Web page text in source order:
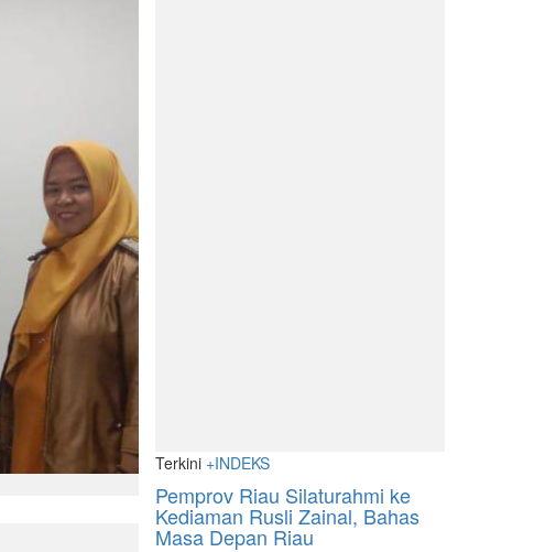
Terkini +INDEKS
Pemprov Riau Silaturahmi ke
Kediaman Rusli Zainal, Bahas
Masa Depan Riau